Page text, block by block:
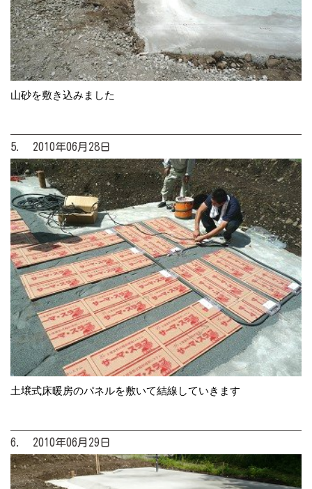
山砂を敷き込みました
5. 2010年06月28日
土壌式床暖房のパネルを敷いて結線していきます
6. 2010年06月29日